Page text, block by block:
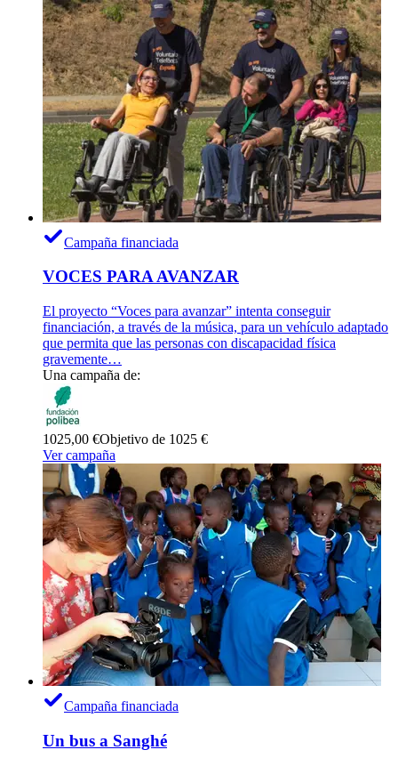
Campaña financiada
VOCES PARA AVANZAR
El proyecto “Voces para avanzar” intenta conseguir
financiación, a través de la música, para un vehículo adaptado
que permita que las personas con discapacidad física
gravemente…
Una campaña de:
1025,00 €Objetivo de 1025 €
Ver campaña
Campaña financiada
Un bus a Sanghé